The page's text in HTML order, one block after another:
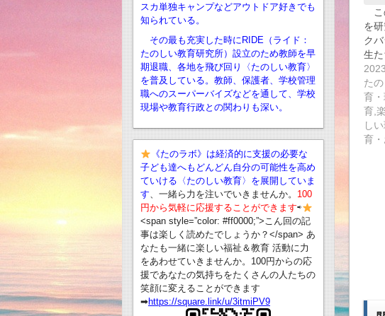
こ
を
ク
生
た
育
育,
し
育
スカ単独キャンプなどアウトドア好きでも
知られている。
その最も充実した時にRIDE（ライド：
たのしい教育研究所）設立のため教師を早
期退職、 各地を飛び回り〈たのしい教育〉
を普及している。教師、保護者、学校管理
職へのスーパーバイズなどを通して、学校
現場や教育行政との関わりも深い。
《たのラボ》は経済的に支援の必要な
子ども達へもどんどん自分の可能性を高め
ていける〈たのしい教育〉を展開していま
す、一緒ら力を注いでいきませんか。 100
円から気軽に応援することができます⇨
<span style=”color: #ff0000;”>こん回の記
事は楽しく読めたでしょうか？</span> あ
なたも一緒に楽しい福祉＆教育 活動に力
をあわせていきませんか。100円からの応
援であなたの気持ちをたくさんの人たちの
笑顔に変えることができます
➡︎https://square.link/u/3itmiPV9